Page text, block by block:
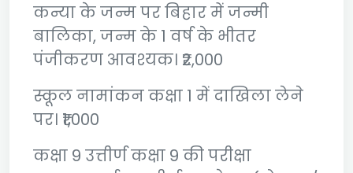
कन्या के जन्म पर बिहार में जन्मी
बालिका, जन्म के 1 वर्ष के भीतर
पंजीकरण आवश्यक। ₹2,000
स्कूल नामांकन कक्षा 1 में दाखिला लेने
पर। ₹1,000
कक्षा 9 उत्तीर्ण कक्षा 9 की परीक्षा